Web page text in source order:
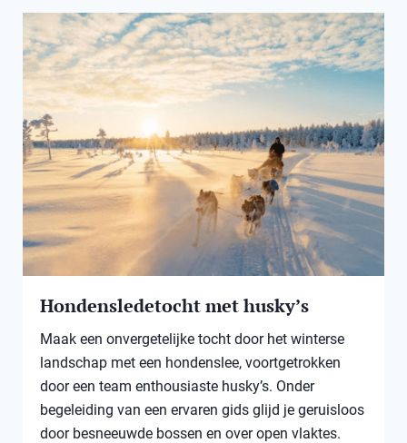
Hondensledetocht met husky’s
Maak een onvergetelijke tocht door het winterse
landschap met een hondenslee, voortgetrokken
door een team enthousiaste husky’s. Onder
begeleiding van een ervaren gids glijd je geruisloos
door besneeuwde bossen en over open vlaktes.